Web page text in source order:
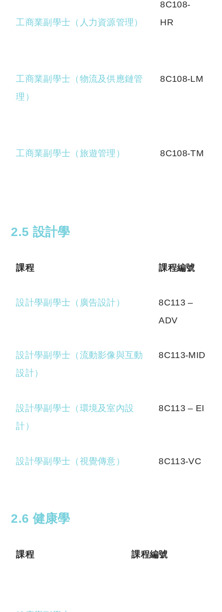
工商業副學士（人力資源管理）
8C108-
HR
工商業副學士（物流及供應鏈管
理）
8C108-LM
工商業副學士（旅遊管理） 8C108-TM
2.5 設計學
課程 課程編號
設計學副學士（廣告設計）
8C113 –
ADV
設計學副學士（流動影像與互動
設計）
8C113-MID
設計學副學士（環境及室內設
計）
8C113 – EI
設計學副學士（視覺傳意） 8C113-VC
2.6 健康學
課程 課程編號